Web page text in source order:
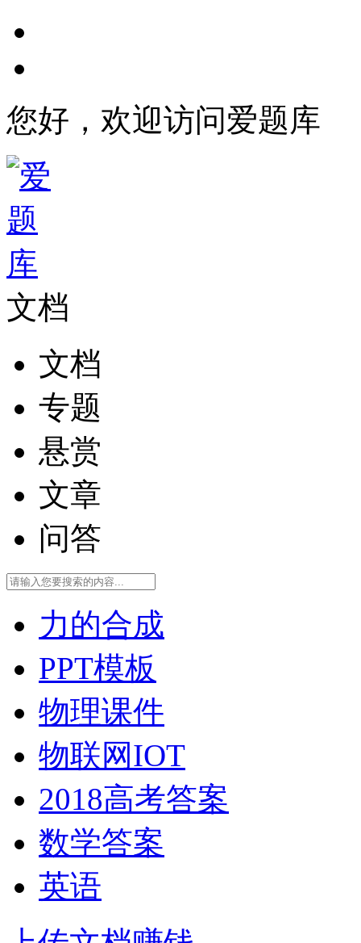
您好，欢迎访问爱题库
文档
文档
专题
悬赏
文章
问答
力的合成
PPT模板
物理课件
物联网IOT
2018高考答案
数学答案
英语